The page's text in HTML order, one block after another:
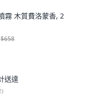
霧 木質費洛蒙香, 2
$658
送達
)